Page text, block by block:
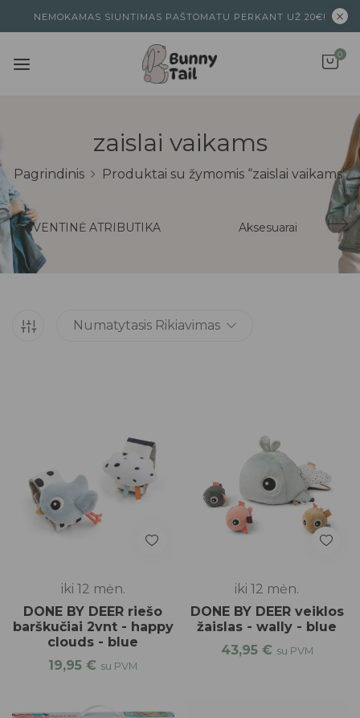
NEMOKAMAS SIUNTIMAS PAŠTOMATU PERKANT UŽ 20€!
0
zaislai vaikams
Pagrindinis Produktai su žymomis “zaislai vaikams”
ŠVENTINĖ ATRIBUTIKA Aksesuarai
Numatytasis Rikiavimas
iki 12 mėn.
DONE BY DEER riešo
barškučiai 2vnt - happy
clouds - blue
19,95€ su PVM
iki 12 mėn.
DONE BY DEER veiklos
žaislas - wally - blue
43,95 € su PVM